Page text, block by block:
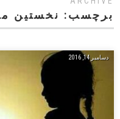
برچسب: نخستین
دسامبر 14, 2016